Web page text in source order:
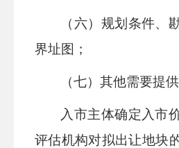
（六）规划条件、
界址图；
（七）其他需要提
入市主体确定入市
评估机构对拟出让地块